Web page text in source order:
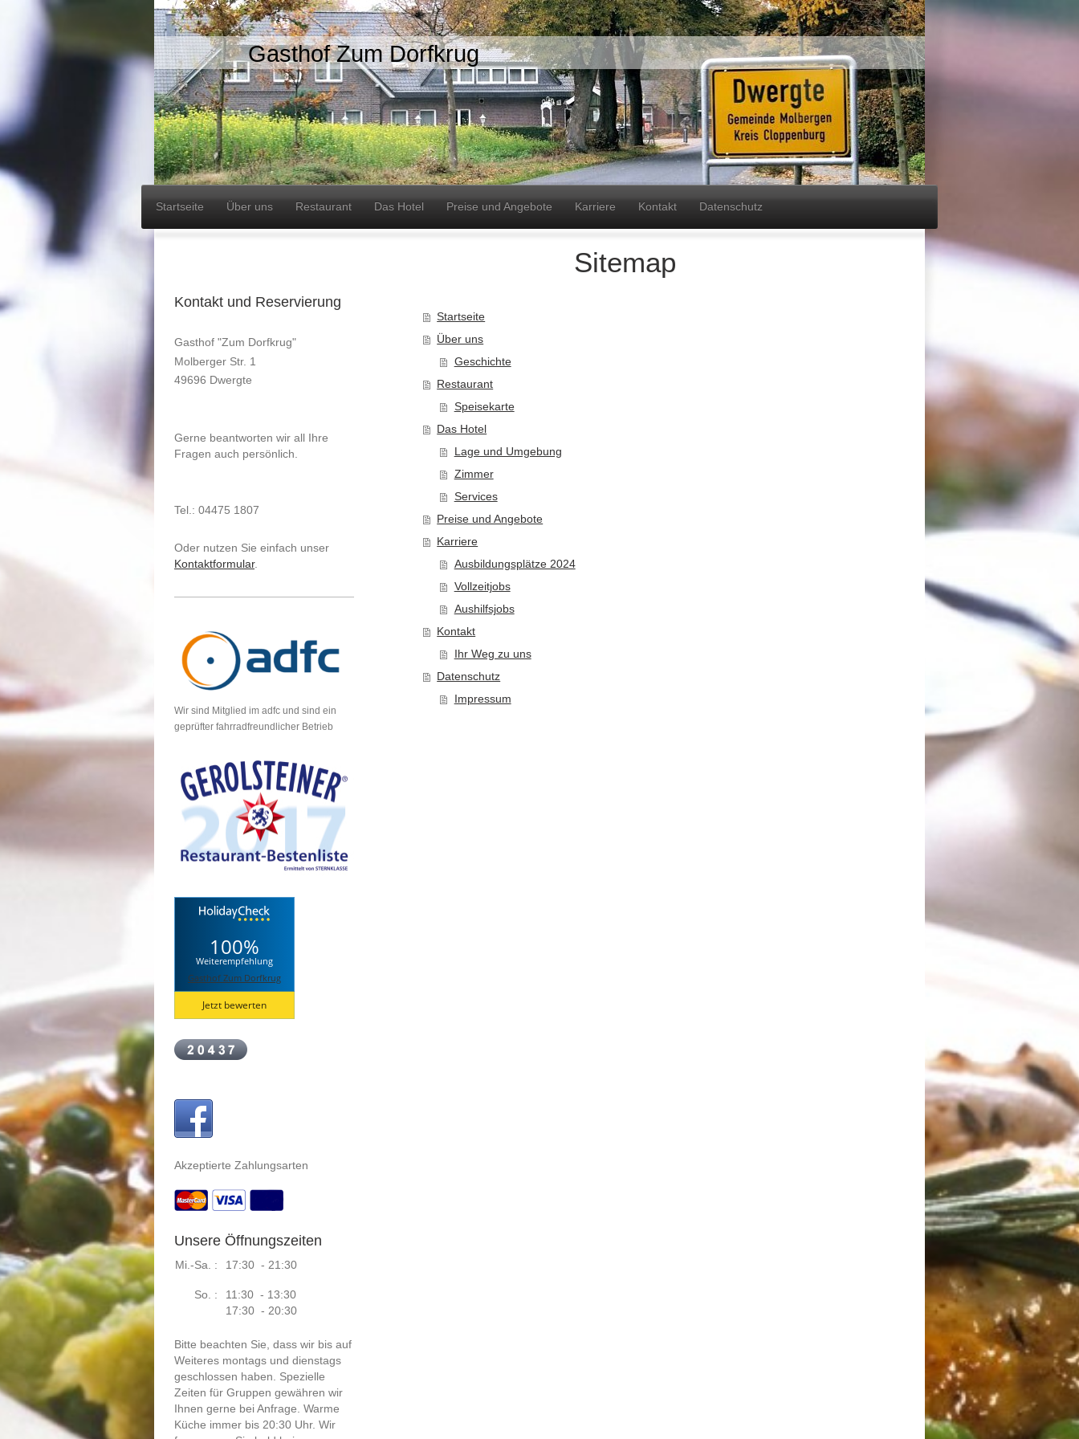
Gasthof Zum Dorfkrug
Startseite Über uns Restaurant Das Hotel Preise und Angebote Karriere Kontakt Datenschutz
Sitemap
Startseite
Über uns
Geschichte
Restaurant
Speisekarte
Das Hotel
Lage und Umgebung
Zimmer
Services
Preise und Angebote
Karriere
Ausbildungsplätze 2024
Vollzeitjobs
Aushilfsjobs
Kontakt
Ihr Weg zu uns
Datenschutz
Impressum
Kontakt und Reservierung
Gasthof "Zum Dorfkrug"
Molberger Str. 1
49696 Dwergte
Gerne beantworten wir all Ihre
Fragen auch persönlich.
Tel.: 04475 1807
Oder nutzen Sie einfach unser
Kontaktformular.
Wir sind Mitglied im adfc und sind ein
geprüfter fahrradfreundlicher Betrieb
100%
Weiterempfehlung
Gasthof Zum Dorfkrug
Jetzt bewerten
Akzeptierte Zahlungsarten
Unsere Öffnungszeiten
Mi.-Sa. : 17:30 - 21:30
So. :
11:30 - 13:30
17:30 - 20:30
Bitte beachten Sie, dass wir bis auf
Weiteres montags und dienstags
geschlossen haben. Spezielle
Zeiten für Gruppen gewähren wir
Ihnen gerne bei Anfrage. Warme
Küche immer bis 20:30 Uhr. Wir